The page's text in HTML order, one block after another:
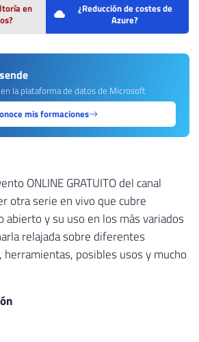
en
¿Reducción de costes de
Azure?
la plataforma de datos de Microsoft
mis formaciones
ONLINE GRATUITO del canal
otra serie en vivo que cubre
abierto y su uso en los más variados
relajada sobre diferentes
herramientas, posibles usos y mucho